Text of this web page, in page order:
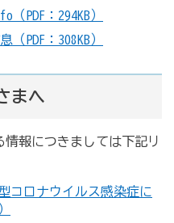
PDF：294KB）
（PDF：308KB）
まへ
報につきましては下記リ
コロナウイルス感染症に